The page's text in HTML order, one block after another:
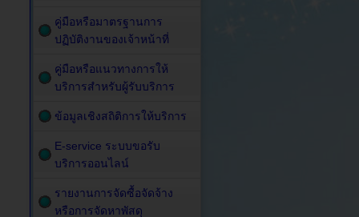
คู่มือหรือมาตรฐานการ
ปฏิบัติงานของเจ้าหน้าที่
คู่มือหรือแนวทางการให้
บริการสำหรับผู้รับบริการ
ข้อมูลเชิงสถิติการให้บริการ
E-service ระบบขอรับ
บริการออนไลน์
รายงานการจัดซื้อจัดจ้าง
หรือการจัดหาพัสดุ